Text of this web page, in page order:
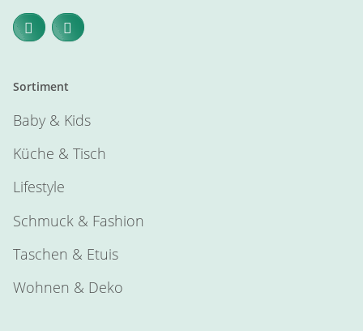
Sortiment
Baby & Kids
Küche & Tisch
Lifestyle
Schmuck & Fashion
Taschen & Etuis
Wohnen & Deko